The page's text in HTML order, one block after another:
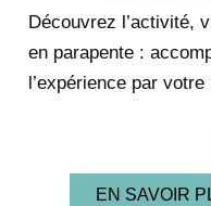
Découvrez l’activité,
en parapente :
l’expérience par votre
EN SAVOIR